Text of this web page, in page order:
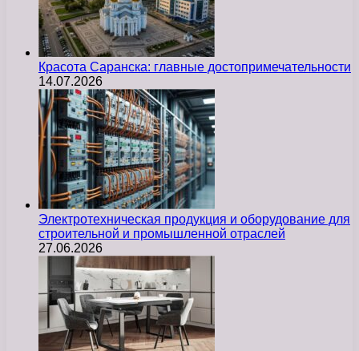
Красота Саранска: главные достопримечательности
14.07.2026
Электротехническая продукция и оборудование для
строительной и промышленной отраслей
27.06.2026